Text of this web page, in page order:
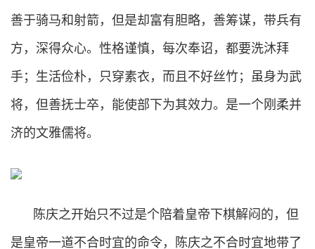
善于骑马和射箭，但是却富有胆略，善筹谋，带兵有
方，深得众心。性格谨慎，每次奉诏，都要洗沐拜
手；生活俭朴，只穿素衣，而且不好丝竹；虽身为武
将，但善抚士卒，能使部下为其效力。是一个刚柔并
济的文雅儒将。
陈庆之开始只不过是个陪着皇帝下棋解闷的，但
是皇帝一道不合时宜的命令，陈庆之不合时宜地带了